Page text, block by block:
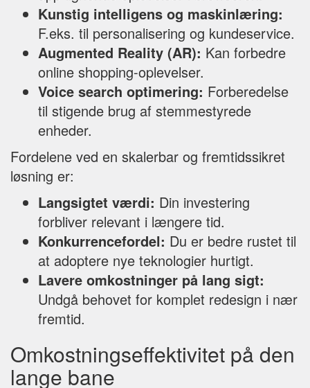
Kunstig intelligens og maskinlæring:
F.eks. til personalisering og kundeservice.
Augmented Reality (AR): Kan forbedre
online shopping-oplevelser.
Voice search optimering: Forberedelse
til stigende brug af stemmestyrede
enheder.
Fordelene ved en skalerbar og fremtidssikret
løsning er:
Langsigtet værdi: Din investering
forbliver relevant i længere tid.
Konkurrencefordel: Du er bedre rustet til
at adoptere nye teknologier hurtigt.
Lavere omkostninger på lang sigt:
Undgå behovet for komplet redesign i nær
fremtid.
Omkostningseffektivitet på den
lange bane